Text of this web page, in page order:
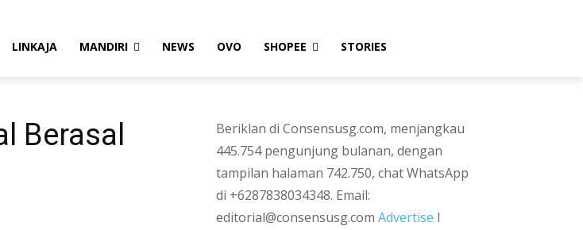
LINKAJA MANDIRI NEWS OVO SHOPEE STORIES
Berasal
Beriklan di Consensusg.com, menjangkau
445.754 pengunjung bulanan, dengan
tampilan halaman 742.750, chat WhatsApp
di +6287838034348. Email:
editorial@consensusg.com Advertise I